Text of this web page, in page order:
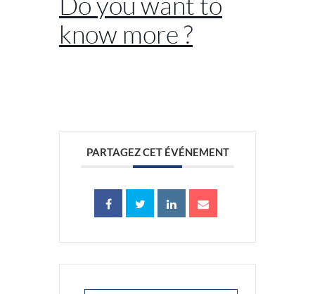
know more ?
PARTAGEZ CET ÉVÉNEMENT